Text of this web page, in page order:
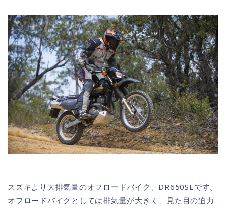
スズキより大排気量のオフロードバイク、DR650SEです。
オフロードバイクとしては排気量が大きく、見た目の迫力